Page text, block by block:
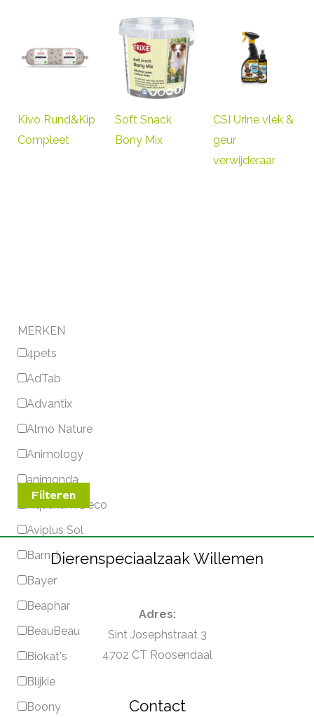
Kivo Rund&Kip
Compleet
Soft Snack
Bony Mix
CSI Urine vlek &
geur
verwijderaar
MERKEN
4pets
AdTab
Advantix
Almo Nature
Animology
animonda
Aquarium Deco
Aviplus Sol
Barn-I
Bayer
Beaphar
BeauBeau
Biokat's
Blijkie
Boony
Filteren
Dierenspeciaalzaak Willemen
Adres:
Sint Josephstraat 3
4702 CT Roosendaal
Contact